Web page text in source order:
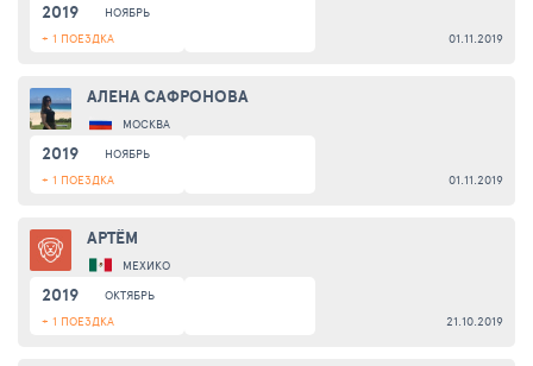
2019
НОЯБРЬ
+ 1 ПОЕЗДКА
01.11.2019
АЛЕНА САФРОНОВА
МОСКВА
2019
НОЯБРЬ
+ 1 ПОЕЗДКА
01.11.2019
АРТЁМ
МЕХИКО
2019
ОКТЯБРЬ
+ 1 ПОЕЗДКА
21.10.2019